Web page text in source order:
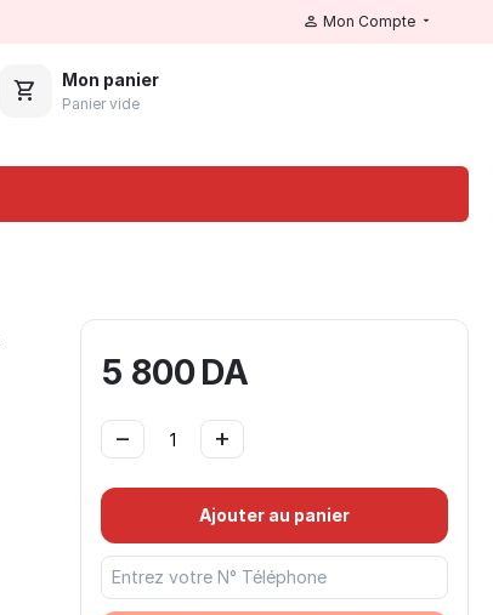
Mon Compte
Mon panier
Panier vide
5 800DA
+
−
Ajouter au panier